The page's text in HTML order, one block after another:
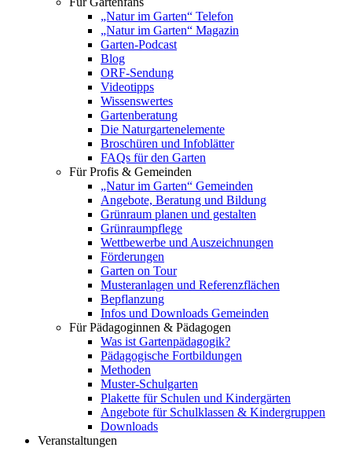
„Natur im Garten“ Telefon
„Natur im Garten“ Magazin
Garten-Podcast
Blog
ORF-Sendung
Videotipps
Wissenswertes
Gartenberatung
Die Naturgartenelemente
Broschüren und Infoblätter
FAQs für den Garten
Für Profis & Gemeinden
„Natur im Garten“ Gemeinden
Angebote, Beratung und Bildung
Grünraum planen und gestalten
Grünraumpflege
Wettbewerbe und Auszeichnungen
Förderungen
Garten on Tour
Musteranlagen und Referenzflächen
Bepflanzung
Infos und Downloads Gemeinden
Für Pädagoginnen & Pädagogen
Was ist Gartenpädagogik?
Pädagogische Fortbildungen
Methoden
Muster-Schulgarten
Plakette für Schulen und Kindergärten
Angebote für Schulklassen & Kindergruppen
Downloads
Veranstaltungen